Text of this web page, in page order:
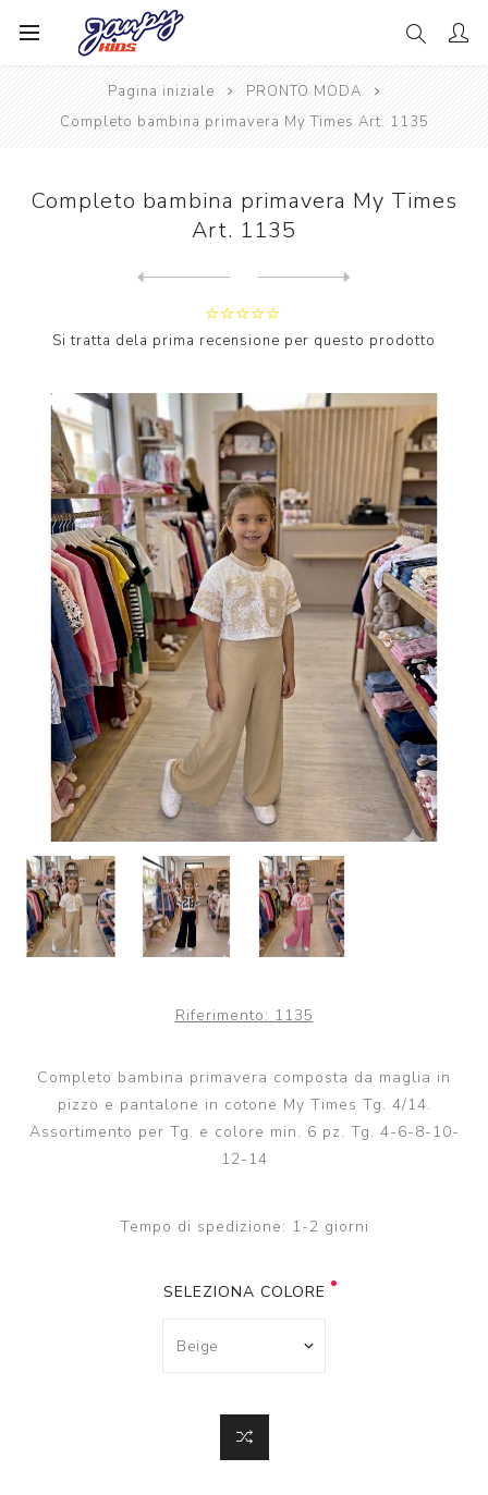
Pagina iniziale
PRONTO MODA
Completo bambina primavera My Times Art. 1135
Completo bambina primavera My Times
Art. 1135
Si tratta dela prima recensione per questo prodotto
Riferimento: 1135
Completo bambina primavera composta da maglia in
pizzo e pantalone in cotone My Times Tg. 4/14.
Assortimento per Tg. e colore min. 6 pz. Tg. 4-6-8-10-
12-14
Tempo di spedizione: 1-2 giorni
SELEZIONA COLORE